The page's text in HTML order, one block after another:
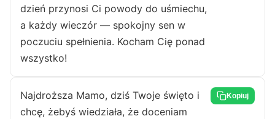
dzień przynosi Ci powody do uśmiechu,
a każdy wieczór — spokojny sen w
poczuciu spełnienia. Kocham Cię ponad
wszystko!
Najdroższa Mamo, dziś Twoje święto i
chcę, żebyś wiedziała, że doceniam
Kopiuj